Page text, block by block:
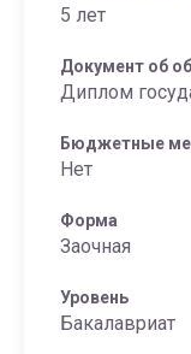
5 лет
Документ об
Диплом
Бюджетные
Нет
Форма
Заочная
Уровень
Бакалавриат